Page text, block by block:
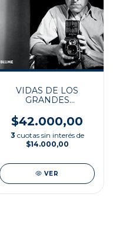
VIDAS DE LOS
GRANDES
$42.000,00
3 cuotas sin interés de
$14.000,00
VER